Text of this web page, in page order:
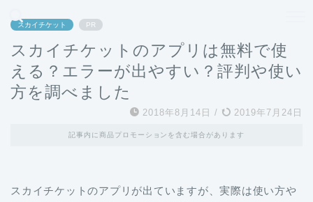
スカイチケット PR
スカイチケットのアプリは無料で使
える？エラーが出やすい？評判や使い
方を調べました
2018年8月14日 / 2019年7月24日
記事内に商品プロモーションを含む場合があります
スカイチケットのアプリが出ていますが、実際は使い方や